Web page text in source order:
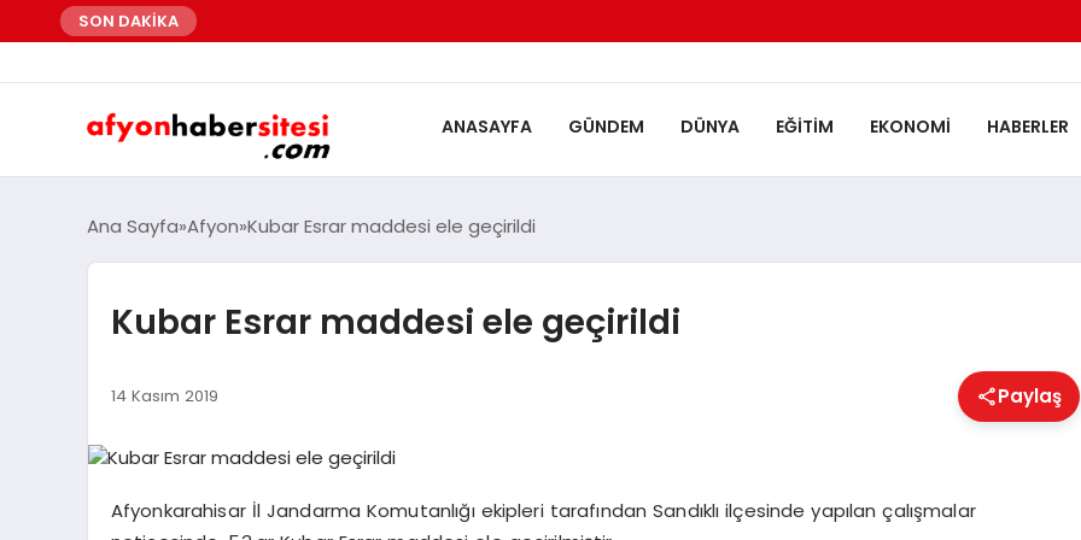
SON DAKİKA
ANASAYFA GÜNDEM DÜNYA EĞITIM EKONOMI HABERLER
Ana Sayfa Afyon Kubar Esrar maddesi ele geçirildi
Kubar Esrar maddesi ele geçirildi
14 Kasım 2019 Paylaş
Afyonkarahisar İl Jandarma Komutanlığı ekipleri tarafından Sandıklı ilçesinde yapılan çalışmalar